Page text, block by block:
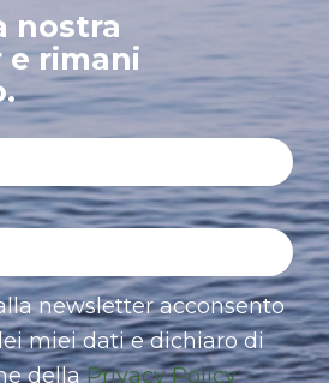
nostra
rimani
newsletter acconsento
miei dati e dichiaro di
dellaPrivacy Policy